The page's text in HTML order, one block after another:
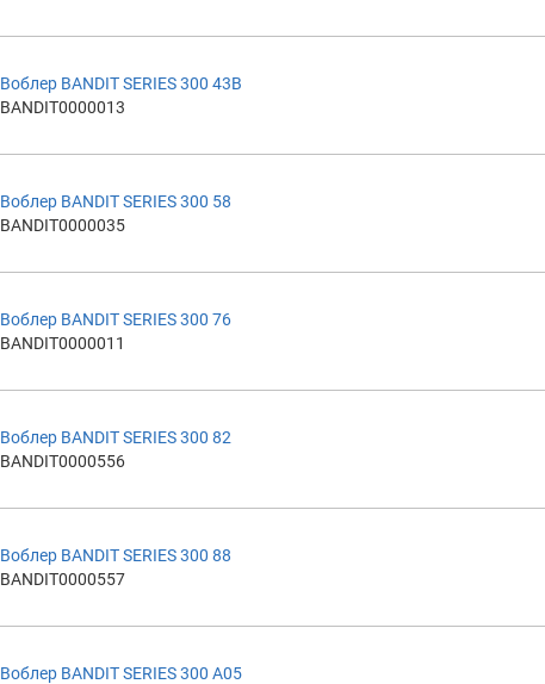
Воблер BANDIT SERIES 300 43B
BANDIT0000013
Воблер BANDIT SERIES 300 58
BANDIT0000035
Воблер BANDIT SERIES 300 76
BANDIT0000011
Воблер BANDIT SERIES 300 82
BANDIT0000556
Воблер BANDIT SERIES 300 88
BANDIT0000557
Воблер BANDIT SERIES 300 A05